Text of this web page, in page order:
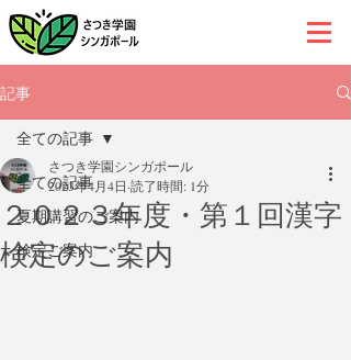
記事
全ての記事
夏期講習のご案内
検定ご案内
全ての記事
２０２３年度・第１回漢字
検定のご案内
さつき学園シンガポール
2023年4月4日 読了時間: 1分